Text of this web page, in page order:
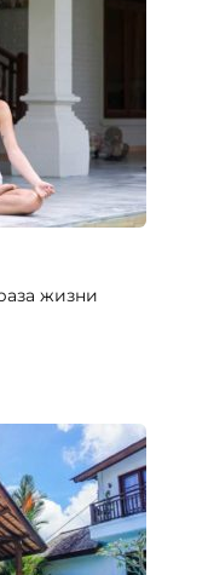
жизни